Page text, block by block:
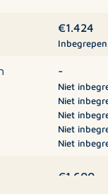
per maand
is 1 jaar.
gas, water en
€1.424
Inbegrepen
-
Niet
Niet
Niet
Niet
Niet
€1.600